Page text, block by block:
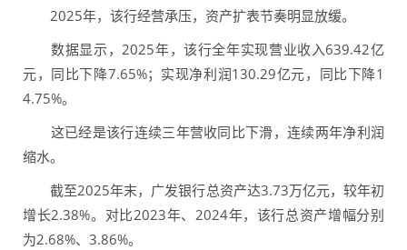
2025年，该行经营承压，资产扩表节奏明显放缓。
数据显示，2025年，该行全年实现营业收入639.42亿
元，同比下降7.65%；实现净利润130.29亿元，同比下降1
4.75%。
这已经是该行连续三年营收同比下滑，连续两年净利润
缩水。
截至2025年末，广发银行总资产达3.73万亿元，较年初
增长2.38%。对比2023年、2024年，该行总资产增幅分别
为2.68%、3.86%。